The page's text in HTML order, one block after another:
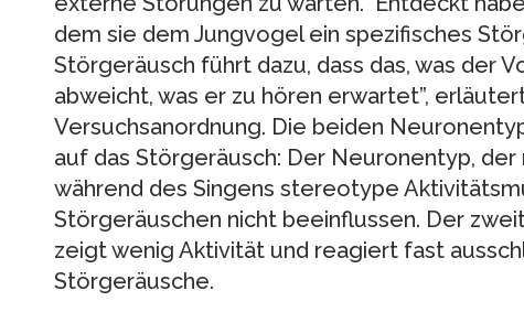
dem sie dem Jungvogel ein spezifisches
Störgeräusch führt dazu, dass das, was der
abweicht, was er zu hören erwartet”,
Versuchsanordnung. Die beiden
auf das Störgeräusch: Der Neuronentyp, der
während des Singens stereotype
Störgeräuschen nicht beeinflussen. Der
zeigt wenig Aktivität und reagiert fast
Störgeräusche.